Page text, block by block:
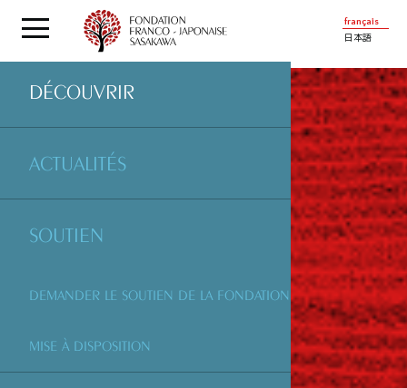
français
日本語
DÉCOUVRIR
ACTUALITÉS
SOUTIEN
DEMANDER LE SOUTIEN DE LA FONDATION
MISE À DISPOSITION